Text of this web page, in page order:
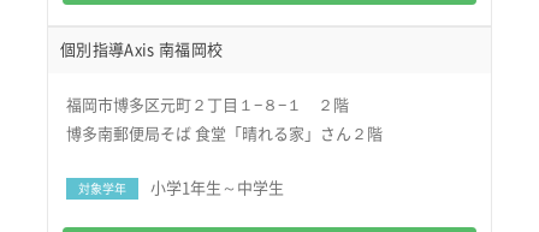
個別指導Axis 南福岡校
福岡市博多区元町２丁目１−８−１ ２階
博多南郵便局そば 食堂「晴れる家」さん２階
対象学年 小学1年生～中学生